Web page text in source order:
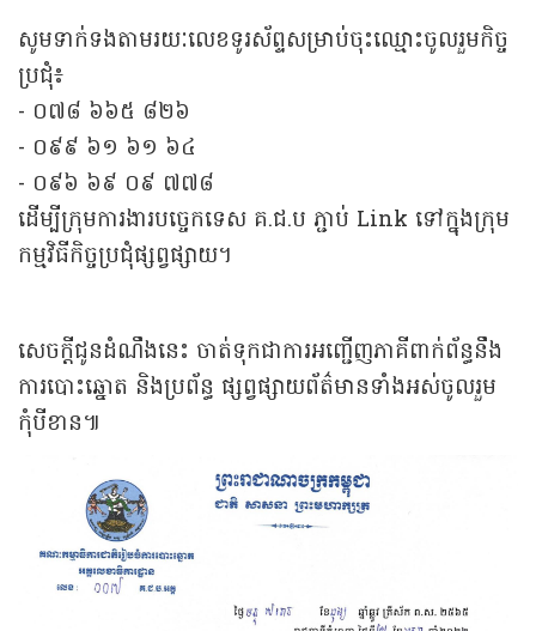
សូមទាក់ទងតាមរយៈលេខទូរស័ព្ទសម្រាប់ចុះឈ្មោះចូលរួមកិច្ច
ប្រជុំ៖
- ០៧៨ ៦៦៥ ៨២៦
- ០៩៩ ៦១ ៦១ ៦៤
- ០៩៦ ៦៩ ០៩ ៧៧៨
ដើម្បីក្រុមការងារបច្ចេកទេស គ.ជ.ប ភ្ជាប់ Link ទៅក្នុងក្រុម
កម្មវិធីកិច្ចប្រជុំផ្សព្វផ្សាយ។
សេចក្តីជូនដំណឹងនេះ ចាត់ទុកជាការអញ្ជើញភាគីពាក់ព័ន្ធនឹង
ការបោះឆ្នោត និងប្រព័ន្ធ ផ្សព្វផ្សាយព័ត៌មានទាំងអស់ចូលរួម
កុំបីខាន៕